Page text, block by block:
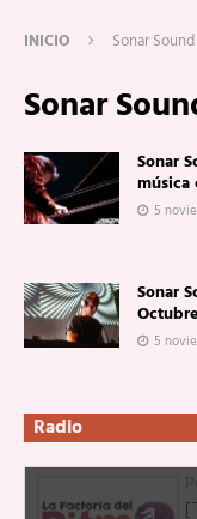
INICIO Sonar
Sonar
Sonar
música
5
Sonar
Octubre
5
Radio